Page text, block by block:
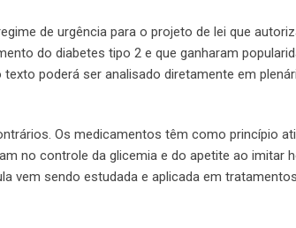
de urgência para o projeto de lei que
do diabetes tipo 2 e que ganharam
poderá ser analisado diretamente em
Os medicamentos têm como princípio
no controle da glicemia e do apetite ao imitar
vem sendo estudada e aplicada em